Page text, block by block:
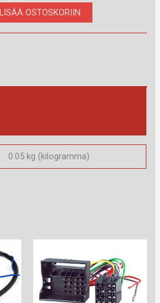
LISÄÄ OSTOSKORIIN
0.05 kg (kilogramma)